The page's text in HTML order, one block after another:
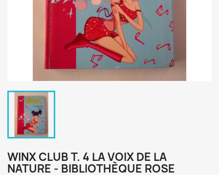
WINX CLUB T. 4 LA VOIX DE LA
NATURE - BIBLIOTHÈQUE ROSE